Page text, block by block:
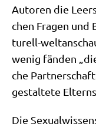
Autoren die
chen Fra­gen
tu­rell-
wenig fän­den
che
gestal­te­te
Die